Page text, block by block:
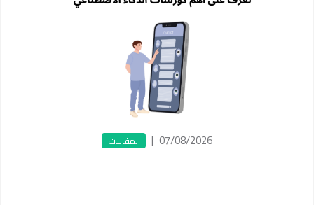
07/08/2026
| المقالات